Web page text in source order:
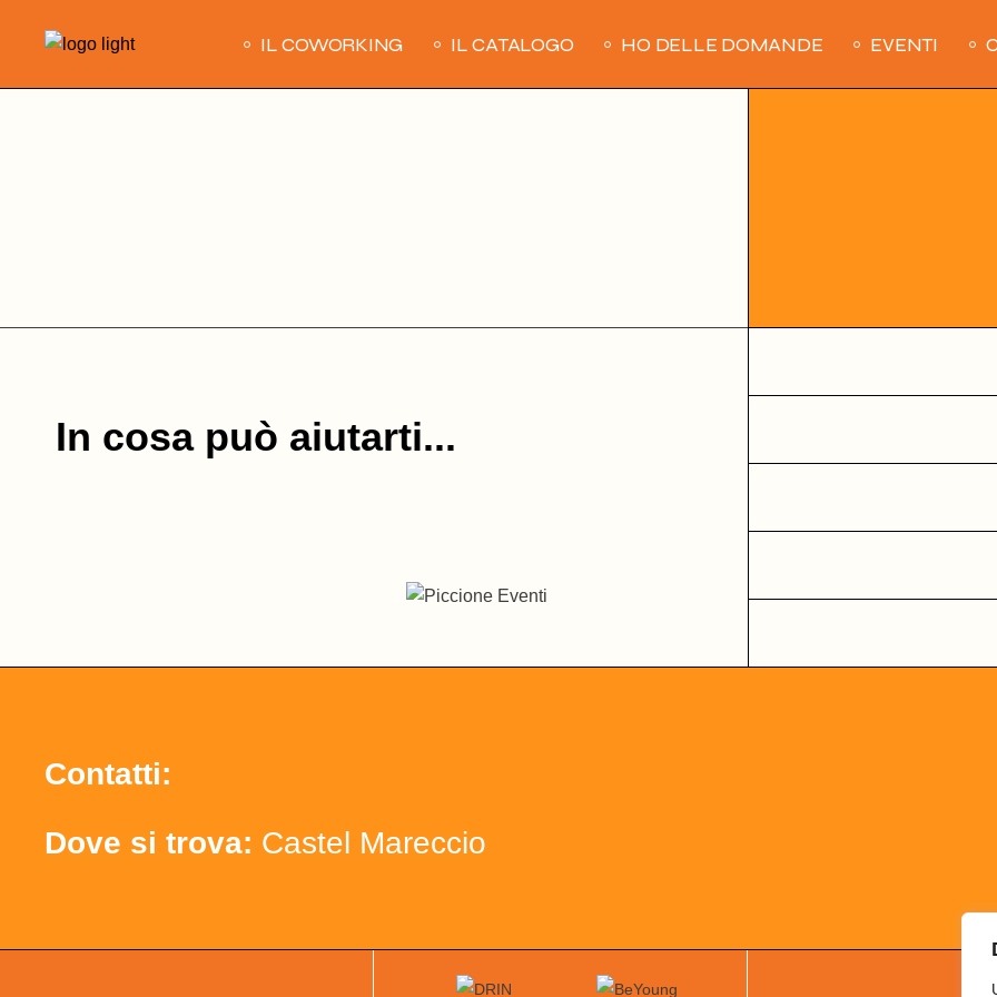
IL COWORKING IL CATALOGO HO DELLE DOMANDE EVENTI
In cosa può aiutarti...
Contatti:
Dove si trova: Castel Mareccio